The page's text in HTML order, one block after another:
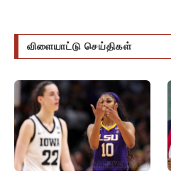
விளையாட்டு செய்திகள்